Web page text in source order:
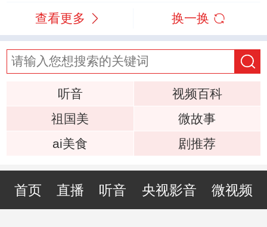
查看更多 换一换
听音
视频百科
祖国美
微故事
ai美食
剧推荐
首页 直播 听音 央视影音 微视频